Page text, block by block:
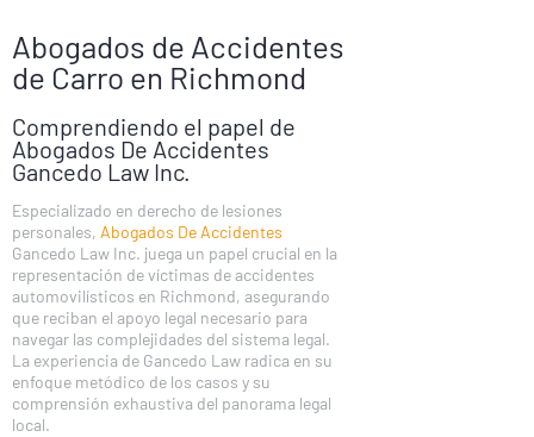
Abogados de Accidentes
de Carro en Richmond
Comprendiendo el papel de
Abogados De Accidentes
Gancedo Law Inc.
Especializado en derecho de lesiones
personales, Abogados De Accidentes
Gancedo Law Inc. juega un papel crucial en la
representación de víctimas de accidentes
automovilísticos en Richmond, asegurando
que reciban el apoyo legal necesario para
navegar las complejidades del sistema legal.
La experiencia de Gancedo Law radica en su
enfoque metódico de los casos y su
comprensión exhaustiva del panorama legal
local.